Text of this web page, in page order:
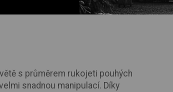
s průměrem rukojeti pouhých
snadnou manipulací. Díky